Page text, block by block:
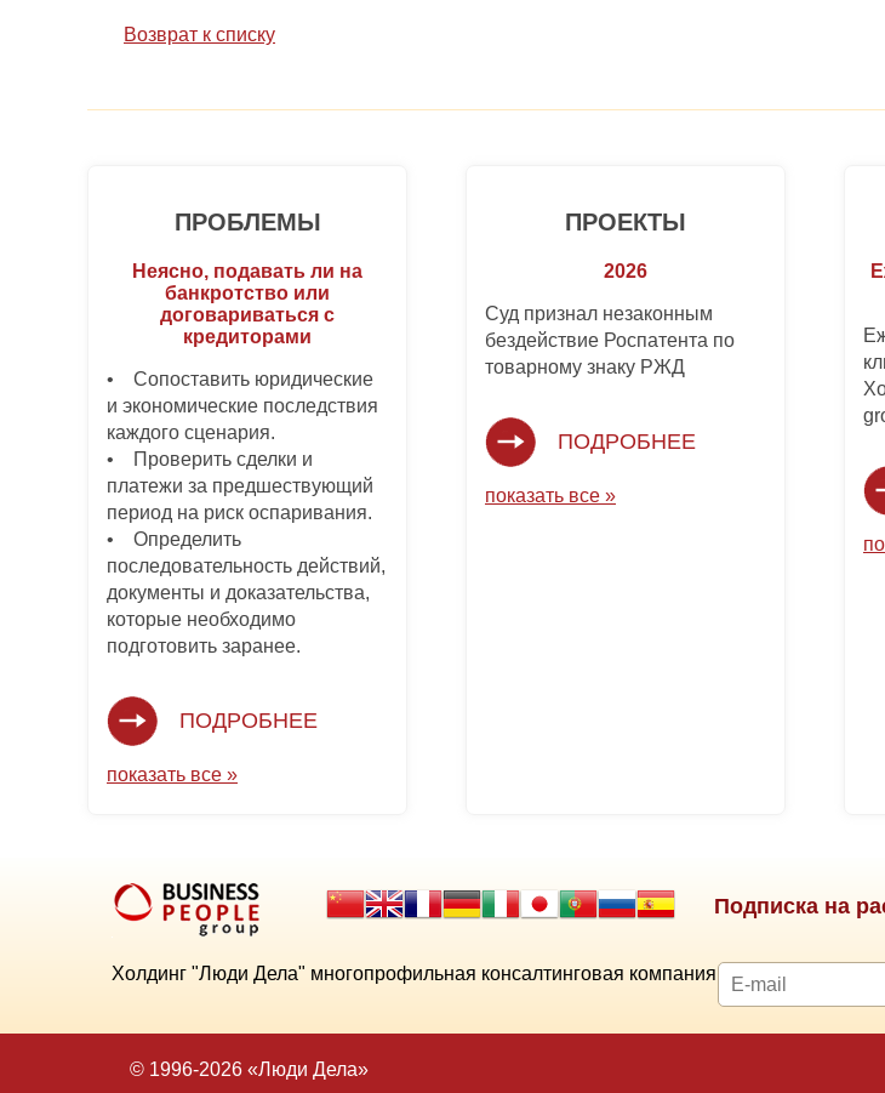
Возврат к списку
ПРОБЛЕМЫ
Неясно, подавать ли на
банкротство или
договариваться с
кредиторами
• Сопоставить юридические
и экономические последствия
каждого сценария.
• Проверить сделки и
платежи за предшествующий
период на риск оспаривания.
• Определить
последовательность действий,
документы и доказательства,
которые необходимо
подготовить заранее.
ПОДРОБНЕЕ
показать все »
ПРОЕКТЫ
2026
Суд признал незаконным
бездействие Роспатента по
товарному знаку РЖД
ПОДРОБНЕЕ
показать все »
Подписка на
Холдинг "Люди Дела" многопрофильная консалтинговая компания
© 1996-2026 «Люди Дела»